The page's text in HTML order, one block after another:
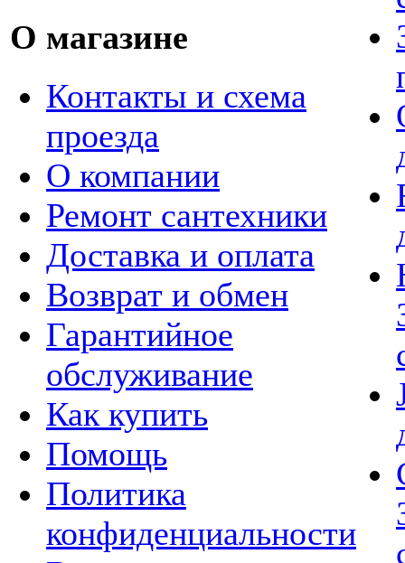
О магазине
Контакты и схема
проезда
О компании
Ремонт сантехники
Доставка и оплата
Возврат и обмен
Гарантийное
обслуживание
Как купить
Помощь
Политика
конфиденциальности